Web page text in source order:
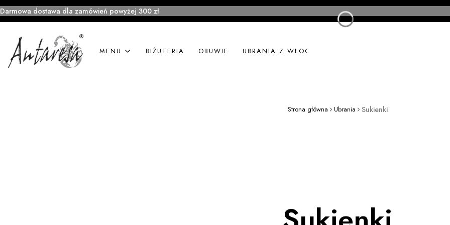
Darmowa dostawa dla zamówień powyżej 300 zł
MENU BIŻUTERIA OBUWIE UBRANIA Z WŁOCH
Strona główna Ubrania Sukienki